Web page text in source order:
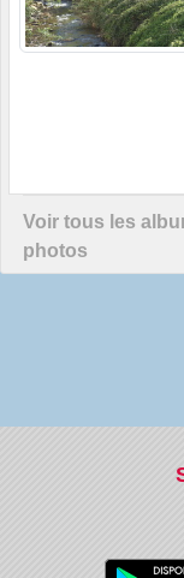
Voir tous les
photos